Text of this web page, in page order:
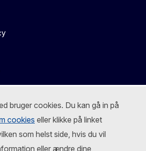
bruger cookies. Du kan gå in på
cookies eller klikke på linket
som helst side, hvis du vil
eller ændre dine